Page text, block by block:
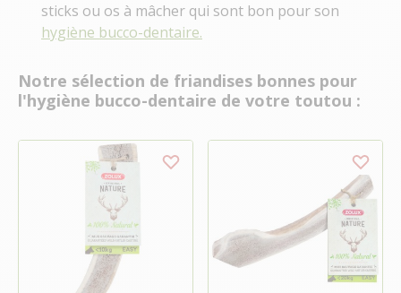
sticks ou os à mâcher qui sont bon pour son
hygiène bucco-dentaire.
Notre sélection de friandises bonnes pour
l'hygiène bucco-dentaire de votre toutou :